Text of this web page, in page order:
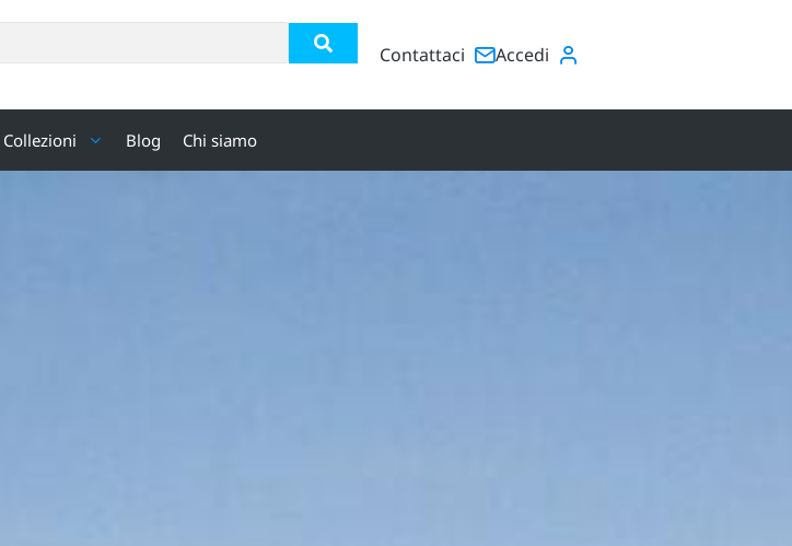
Contattaci Accedi
Collezioni Blog Chi siamo